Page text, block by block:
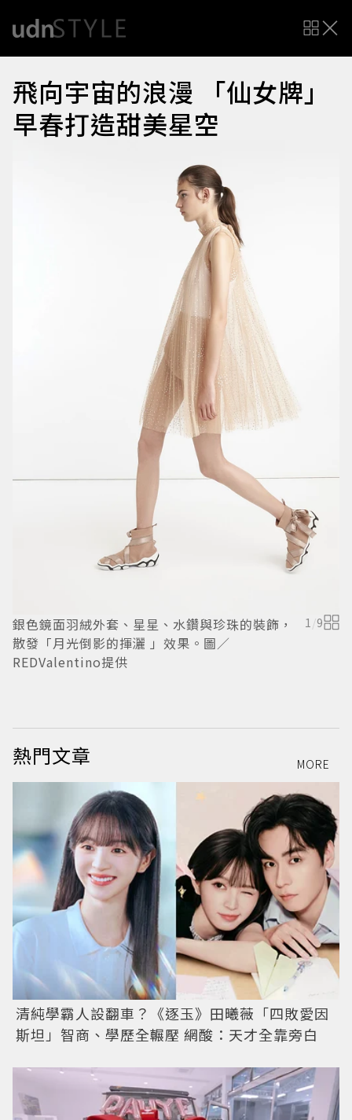
飛向宇宙的浪漫 「仙女牌」
早春打造甜美星空
銀色鏡面羽絨外套、星星、水鑽與珍珠的裝飾，
散發「月光倒影的揮灑 」效果。圖／
REDValentino提供
1/9
熱門文章 MORE
清純學霸人設翻車？《逐玉》田曦薇「四敗愛因
斯坦」智商、學歷全輾壓 網酸：天才全靠旁白